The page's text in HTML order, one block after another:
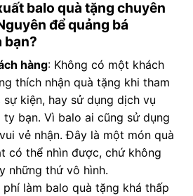
balo quà tặng chuyên
để quảng bá
bạn?
hàng: Không có một khách
thích nhận quà tặng khi tham
kiện, hay sử dụng dịch vụ
bạn. Vì balo ai cũng sử dụng
vẻ nhận. Đây là một món quà
có thể nhìn được, chứ không
những thứ vô hình.
phí làm balo quà tặng khá thấp